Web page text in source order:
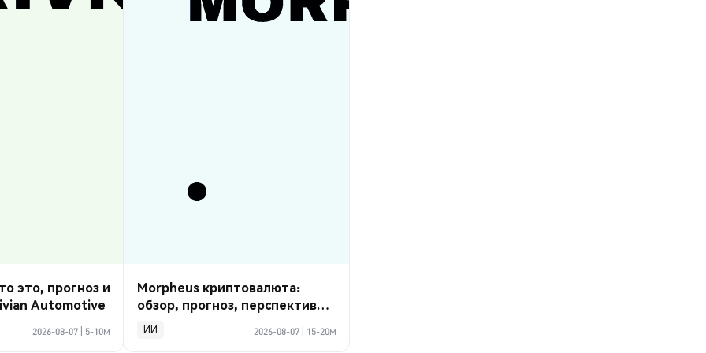
это, прогноз и
Automotive
2026-08-07 5-10м
Morpheus криптовалюта:
обзор, прогноз, перспективы
2026
ИИ 2026-08-07 15-20м